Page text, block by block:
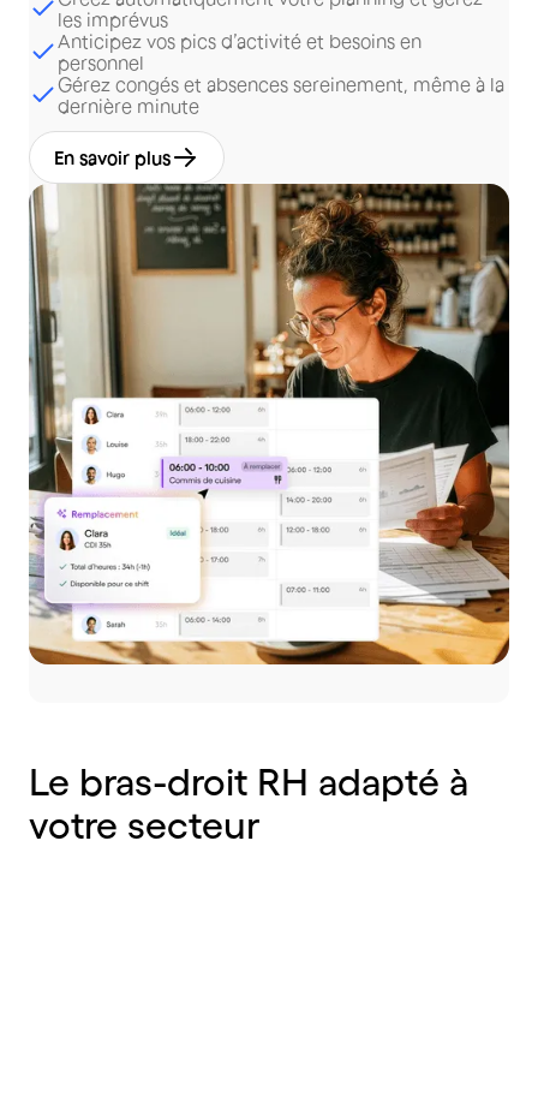
les imprévus
Anticipez vos pics d’activité et besoins en
personnel
Gérez congés et absences sereinement, même à la
dernière minute
En savoir plus
Le bras-droit RH adapté à
votre secteur